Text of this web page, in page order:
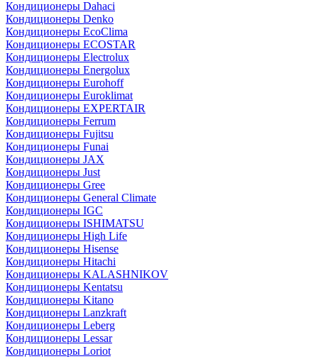
Кондиционеры Dahaci
Кондиционеры Denko
Кондиционеры EcoClima
Кондиционеры ECOSTAR
Кондиционеры Electrolux
Кондиционеры Energolux
Кондиционеры Eurohoff
Кондиционеры Euroklimat
Кондиционеры EXPERTAIR
Кондиционеры Ferrum
Кондиционеры Fujitsu
Кондиционеры Funai
Кондиционеры JAX
Кондиционеры Just
Кондиционеры Gree
Кондиционеры General Climate
Кондиционеры IGC
Кондиционеры ISHIMATSU
Кондиционеры High Life
Кондиционеры Hisense
Кондиционеры Hitachi
Кондиционеры KALASHNIKOV
Кондиционеры Kentatsu
Кондиционеры Kitano
Кондиционеры Lanzkraft
Кондиционеры Leberg
Кондиционеры Lessar
Кондиционеры Loriot